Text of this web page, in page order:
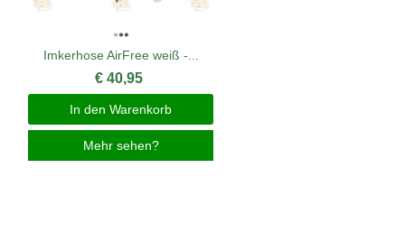
Imkerhose AirFree weiß -...
€ 40,95
In den Warenkorb
Mehr sehen?